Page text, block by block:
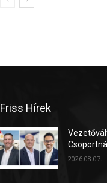
Friss Hírek
Csoportnál
2026.08.07.